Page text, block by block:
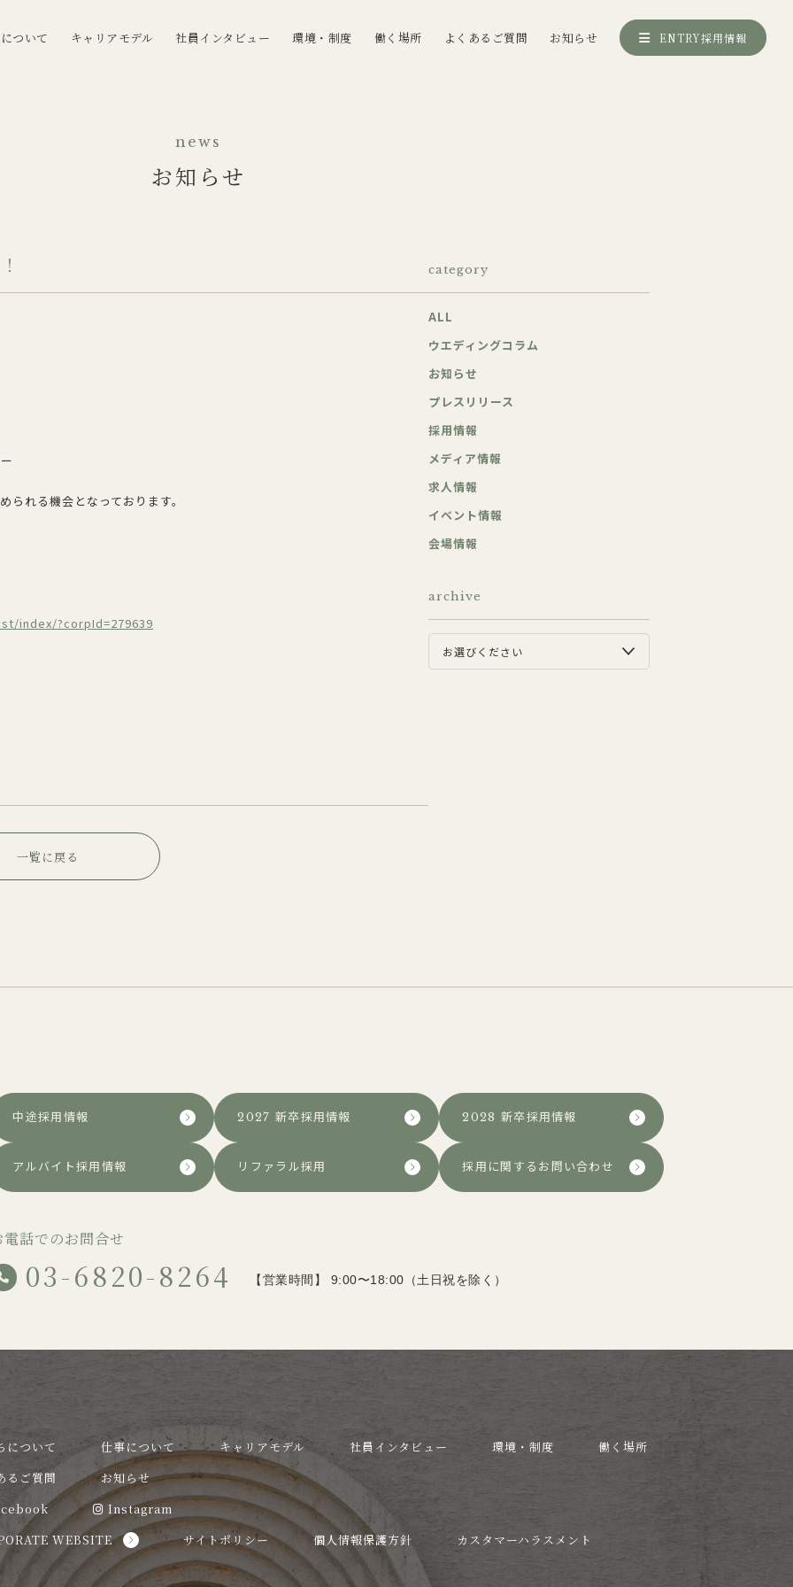
ついて キャリアモデル 社員インタビュー 環境・制度 働く場所 よくあるご質問 お知らせ ENTRY採用情報
news
お知らせ
category
ALL
ウエディングコラム
お知らせ
プレスリリース
採用情報
メディア情報
求人情報
イベント情報
会場情報
archive
れる機会となっております。
index/?corpId=279639
一覧に戻る
中途採用情報 2027 新卒採用情報 2028 新卒採用情報
アルバイト採用情報 リファラル採用 採用に関するお問い合わせ
電話でのお問合せ
03-6820-8264 【営業時間】 9:00〜18:00（土日祝を除く）
について 仕事について キャリアモデル 社員インタビュー 環境・制度
働く場所
るご質問
お知らせ
Instagram
WEBSITE
サイトポリシー 個人情報保護方針 カスタマーハラスメント